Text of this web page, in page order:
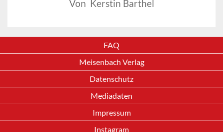
Von Kerstin Barthel
FAQ
Meisenbach Verlag
Datenschutz
Mediadaten
Impressum
Instagram